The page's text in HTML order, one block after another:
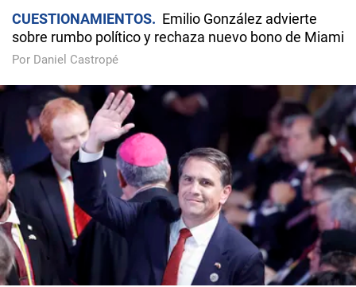
CUESTIONAMIENTOS
Emilio González advierte
sobre rumbo político y rechaza nuevo bono de Miami
Por Daniel Castropé